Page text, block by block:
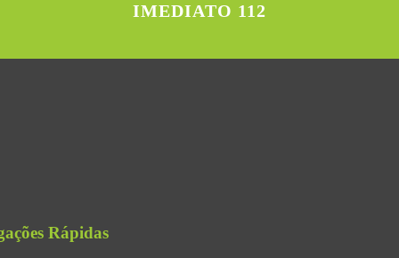
IMEDIATO 112
Rápidas